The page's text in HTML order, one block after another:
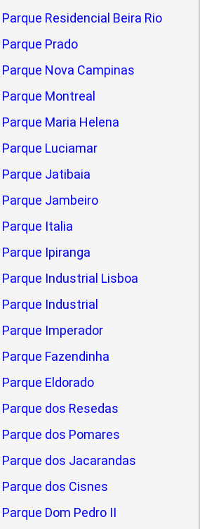
Residencial Beira Rio
Prado
Nova Campinas
Montreal
Maria Helena
Luciamar
Jatibaia
Jambeiro
Italia
Ipiranga
Industrial Lisboa
Industrial
Imperador
Fazendinha
Eldorado
dos Resedas
dos Pomares
dos Jacarandas
dos Cisnes
Dom Pedro II